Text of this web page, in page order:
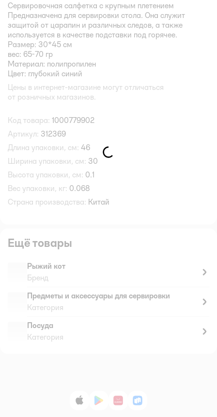
Сервировочная салфетка с крупным плетением
Предназначена для сервировки стола. Она служит
защитой от царапин и различных следов, а также
используется в качестве подставки под горячее.
Размер: 30*45 см
вес: 65-70 гр
Материал: полипропилен
Цвет: глубокий синий
Цены в интернет-магазине могут отличаться
от розничных магазинов.
Код товара: 1000779902
Артикул: 312369
Длина упаковки, см: 46
Ширина упаковки, см: 30
Высота упаковки, см: 0.1
Вес упаковки, кг: 0.068
Страна производства: Китай
Ещё товары
Рыжий кот
Бренд
Предметы и аксессуары для сервировки
Категория
Посуда
Категория
App StoreGoogle Play
AppGallery
RuStore